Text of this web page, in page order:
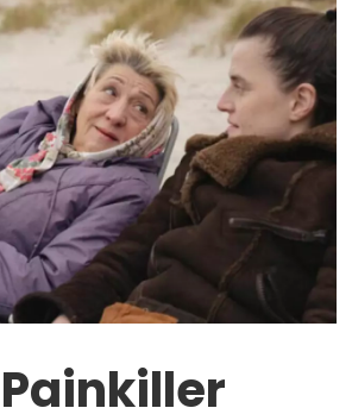
Painkiller